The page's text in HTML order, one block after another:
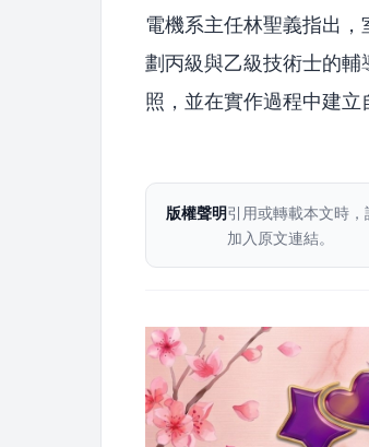
電機系主任林聖義指出
劃丙級與乙級技術士的
照，並在實作過程中建立
版權聲明引用或轉載本文時
加入原文連結。